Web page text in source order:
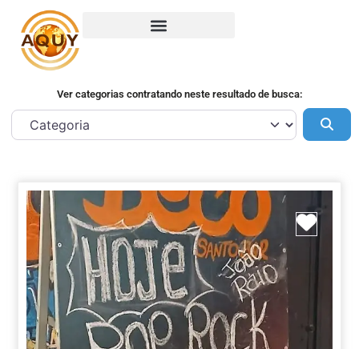
Ver categorias contratando neste resultado de busca: